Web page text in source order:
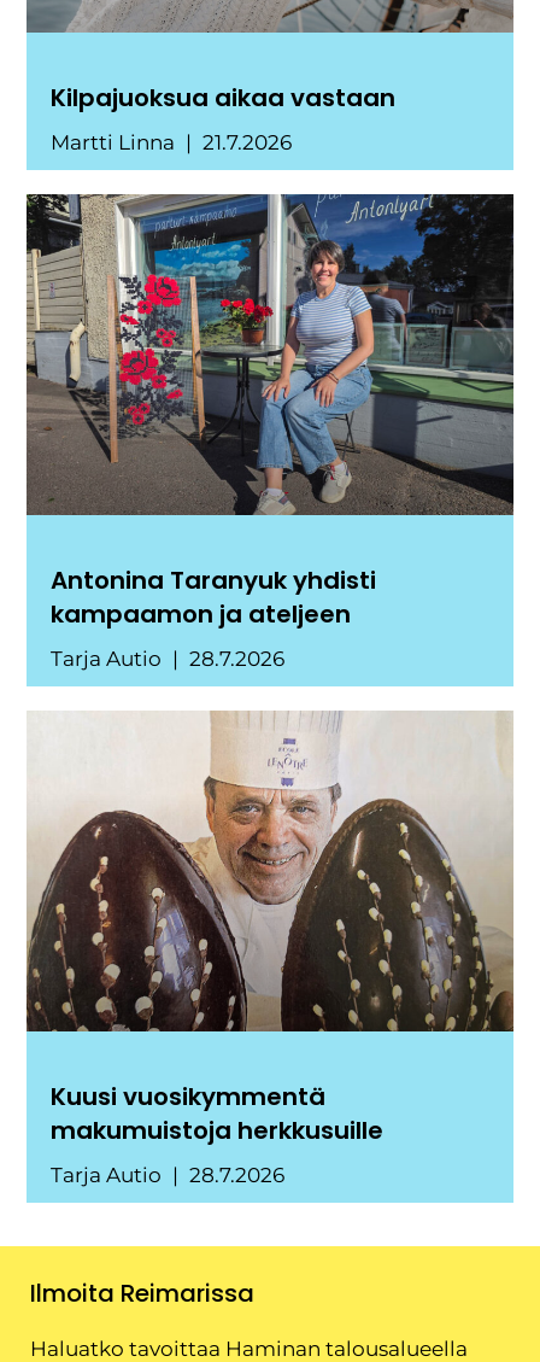
Kilpajuoksua aikaa vastaan
Martti Linna 21.7.2026
Antonina Taranyuk yhdisti
kampaamon ja ateljeen
Tarja Autio 28.7.2026
Kuusi vuosikymmentä
makumuistoja herkkusuille
Tarja Autio 28.7.2026
Ilmoita Reimarissa
Haluatko tavoittaa Haminan talousalueella